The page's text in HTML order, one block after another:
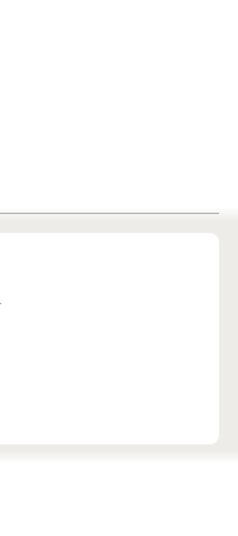
Finns i fler val (2)